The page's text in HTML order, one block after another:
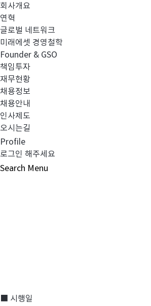
회사개요
연혁
글로벌 네트워크
미래에셋 경영철학
Founder & GSO
책임투자
재무현황
채용정보
채용안내
인사제도
오시는길
Profile
로그인 해주세요
Search Menu
■ 투자자 예탁금 이용료율 변경 내용
■ 시행일